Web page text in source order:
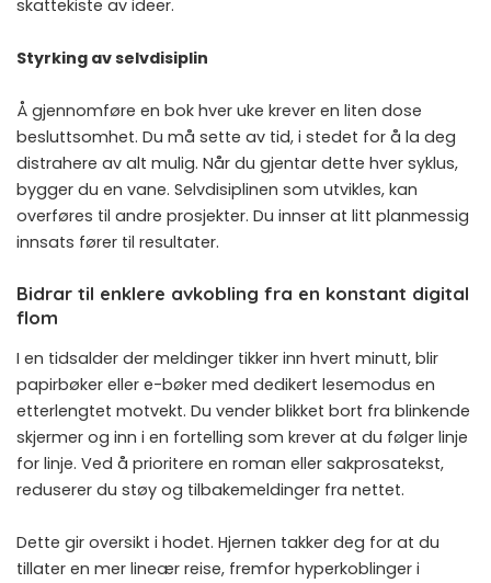
skattekiste av ideer.
Styrking av selvdisiplin
Å gjennomføre en bok hver uke krever en liten dose
besluttsomhet. Du må sette av tid, i stedet for å la deg
distrahere av alt mulig. Når du gjentar dette hver syklus,
bygger du en vane. Selvdisiplinen som utvikles, kan
overføres til andre prosjekter. Du innser at litt planmessig
innsats fører til resultater.
Bidrar til enklere avkobling fra en konstant digital
flom
I en tidsalder der meldinger tikker inn hvert minutt, blir
papirbøker eller e-bøker med dedikert lesemodus en
etterlengtet motvekt. Du vender blikket bort fra blinkende
skjermer og inn i en fortelling som krever at du følger linje
for linje. Ved å prioritere en roman eller sakprosatekst,
reduserer du støy og tilbakemeldinger fra nettet.
Dette gir oversikt i hodet. Hjernen takker deg for at du
tillater en mer lineær reise, fremfor hyperkoblinger i